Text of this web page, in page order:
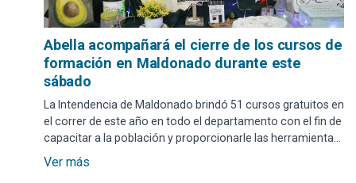
Abella acompañará el cierre de los cursos de
formación en Maldonado durante este
sábado
La Intendencia de Maldonado brindó 51 cursos gratuitos en
el correr de este año en todo el departamento con el fin de
capacitar a la población y proporcionarle las herramientas
que permitan su incorporación en el mercado laboral.
Ver más